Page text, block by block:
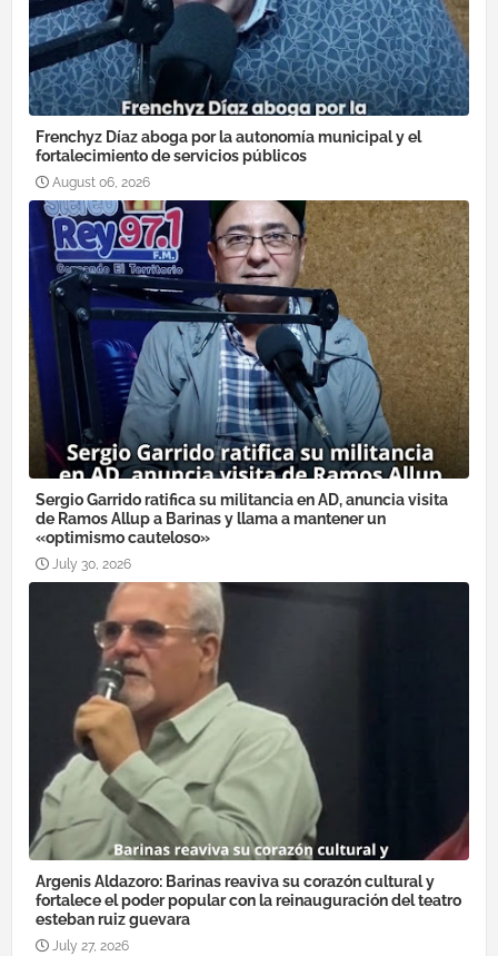
Frenchyz Díaz aboga por la autonomía municipal y el
fortalecimiento de servicios públicos
August 06, 2026
Sergio Garrido ratifica su militancia en AD, anuncia visita
de Ramos Allup a Barinas y llama a mantener un
«optimismo cauteloso»
July 30, 2026
Argenis Aldazoro: Barinas reaviva su corazón cultural y
fortalece el poder popular con la reinauguración del teatro
esteban ruiz guevara
July 27, 2026